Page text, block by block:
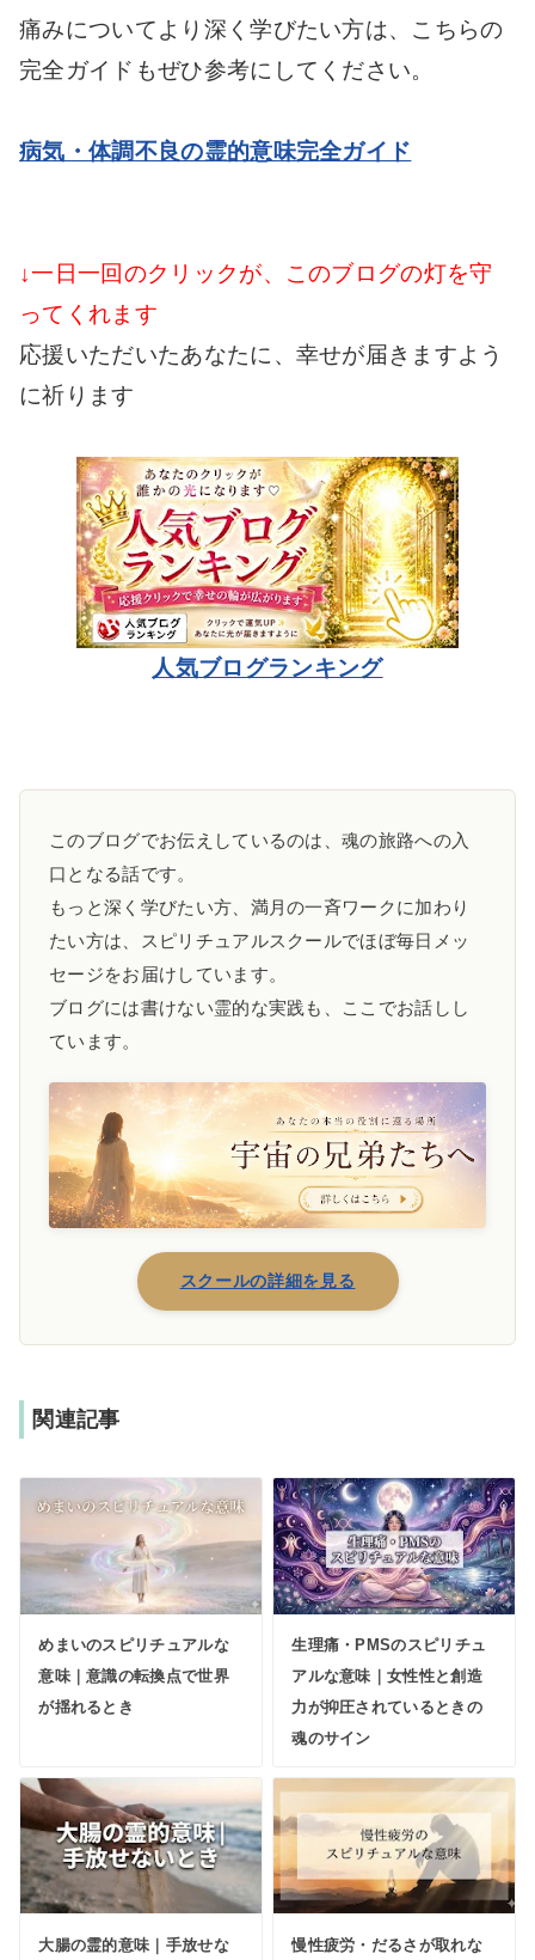
痛みについてより深く学びたい方は、こちらの
完全ガイドもぜひ参考にしてください。
病気・体調不良の霊的意味完全ガイド
↓一日一回のクリックが、このブログの灯を守
ってくれます
応援いただいたあなたに、幸せが届きますよう
に祈ります
人気ブログランキング
このブログでお伝えしているのは、魂の旅路への入
口となる話です。
もっと深く学びたい方、満月の一斉ワークに加わり
たい方は、スピリチュアルスクールでほぼ毎日メッ
セージをお届けしています。
ブログには書けない霊的な実践も、ここでお話しし
ています。
スクールの詳細を見る
関連記事
めまいのスピリチュアルな
意味｜意識の転換点で世界
が揺れるとき
生理痛・PMSのスピリチュ
アルな意味｜女性性と創造
力が抑圧されているときの
魂のサイン
大腸の霊的意味｜手放せな
慢性疲労・だるさが取れな